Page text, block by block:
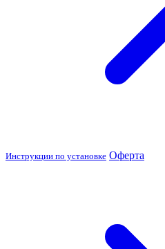
Инструкции по установке Оферта